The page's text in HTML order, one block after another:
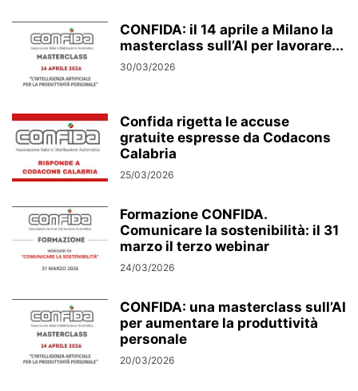
CONFIDA: il 14 aprile a Milano la
masterclass sull’AI per lavorare...
30/03/2026
Confida rigetta le accuse
gratuite espresse da Codacons
Calabria
25/03/2026
Formazione CONFIDA.
Comunicare la sostenibilità: il 31
marzo il terzo webinar
24/03/2026
CONFIDA: una masterclass sull’AI
per aumentare la produttività
personale
20/03/2026